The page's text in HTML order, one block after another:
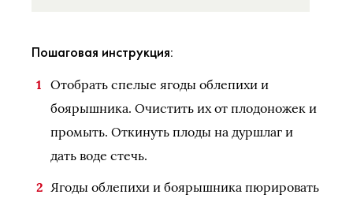
Пошаговая инструкция:
Отобрать спелые ягоды облепихи и
боярышника. Очистить их от плодоножек и
промыть. Откинуть плоды на дуршлаг и
дать воде стечь.
Ягоды облепихи и боярышника пюрировать